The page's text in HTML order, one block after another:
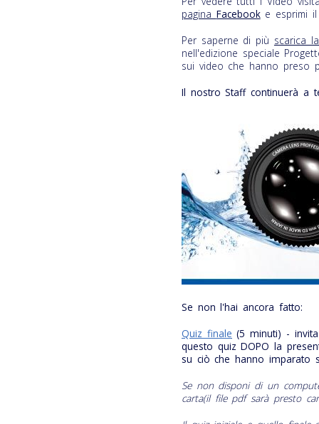
pagina Facebooke esprimi il
Per saperne di più scarica
nell'edizione speciale
sui video che hanno preso
Il nostro Staff continuerà a
Se non l'hai ancora fatto:
Quiz finale (5 minuti) -
questo quiz DOPO la
su ciò che hanno imparato
Se non disponi di un
carta(il file pdf sarà presto